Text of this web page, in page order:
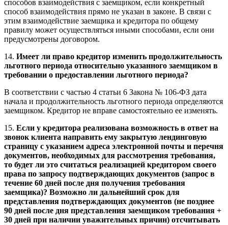
способов взаимодействия с заемщиком, если конкретный
способ взаимодействия прямо не указан в законе. В связи с
этим взаимодействие заемщика и кредитора по общему
правилу может осуществляться иными способами, если они
предусмотрены договором.
14. Имеет ли право кредитор изменить продолжительность
льготного периода относительно указанного заемщиком в
требовании о предоставлении льготного периода?
В соответствии с частью 4 статьи 6 Закона № 106-ФЗ дата
начала и продолжительность льготного периода определяются
заемщиком. Кредитор не вправе самостоятельно ее изменять.
15. Если у кредитора реализована возможность в ответ на
звонок клиента направить ему закрытую лендинговую
страницу с указанием адреса электронной почты и перечня
документов, необходимых для рассмотрения требования,
то будет ли это считаться реализацией кредитором своего
права по запросу подтверждающих документов (запрос в
течение 60 дней после дня получения требования
заемщика)? Возможно ли дальнейший срок для
представления подтверждающих документов (не позднее
90 дней после дня представления заемщиком требования +
30 дней при наличии уважительных причин) отсчитывать